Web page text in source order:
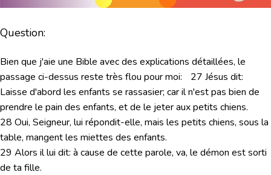
Question:
Bien que j'aie une Bible avec des explications détaillées, le
passage ci-dessus reste très flou pour moi: 27 Jésus dit:
Laisse d'abord les enfants se rassasier; car il n'est pas bien de
prendre le pain des enfants, et de le jeter aux petits chiens.
28 Oui, Seigneur, lui répondit-elle, mais les petits chiens, sous la
table, mangent les miettes des enfants.
29 Alors il lui dit: à cause de cette parole, va, le démon est sorti
de ta fille.